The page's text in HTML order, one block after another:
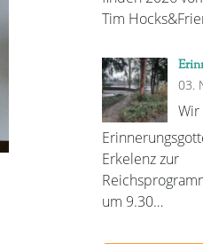
Tim
03.
Wir
Erkelenz zur
um 9.30…